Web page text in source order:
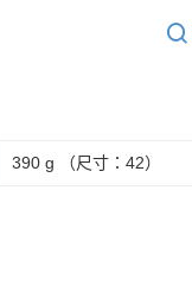
390 g （尺寸：42）